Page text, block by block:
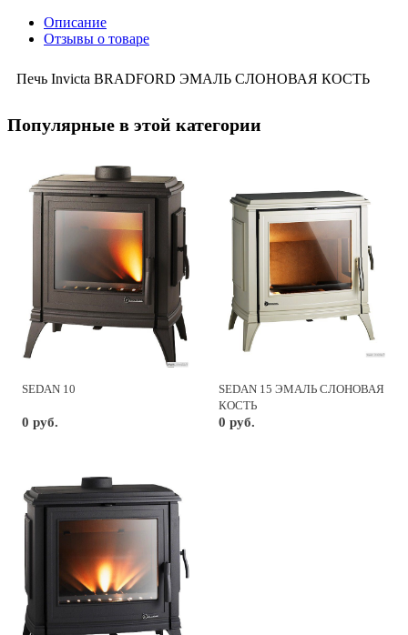
Описание
Отзывы о товаре
Печь Invicta BRADFORD ЭМАЛЬ СЛОНОВАЯ КОСТЬ
Популярные в этой категории
SEDAN 10
0 руб.
SEDAN 15 ЭМАЛЬ СЛОНОВАЯ
КОСТЬ
0 руб.